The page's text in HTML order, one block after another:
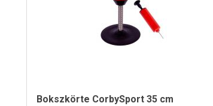
Bokszkörte CorbySport 35 cm